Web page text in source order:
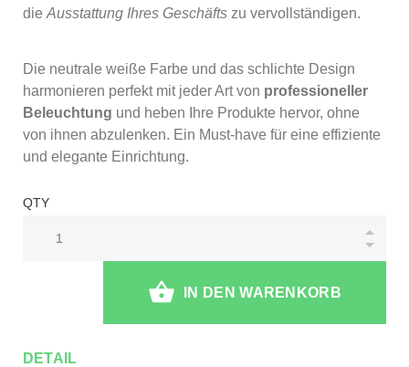
die Ausstattung Ihres Geschäfts zu vervollständigen.
Die neutrale weiße Farbe und das schlichte Design
harmonieren perfekt mit jeder Art von professioneller
Beleuchtung und heben Ihre Produkte hervor, ohne
von ihnen abzulenken. Ein Must-have für eine effiziente
und elegante Einrichtung.
QTY
IN DEN WARENKORB
DETAIL